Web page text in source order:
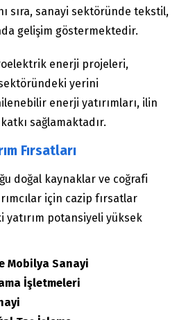
sıra, sanayi sektöründe tekstil,
gelişim göstermektedir.
enerji projeleri,
yerini
enerji yatırımları, ilin
sağlamaktadır.
Fırsatları
doğal kaynaklar ve coğrafi
için cazip fırsatlar
yatırım potansiyeli yüksek
Mobilya Sanayi
İşletmeleri